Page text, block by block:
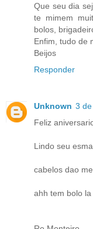
Que seu dia
te mimem
bolos,
Enfim, tudo de
Beijos
Responder
Unknown 3
Feliz
Lindo seu
cabelos dao
ahh tem bolo